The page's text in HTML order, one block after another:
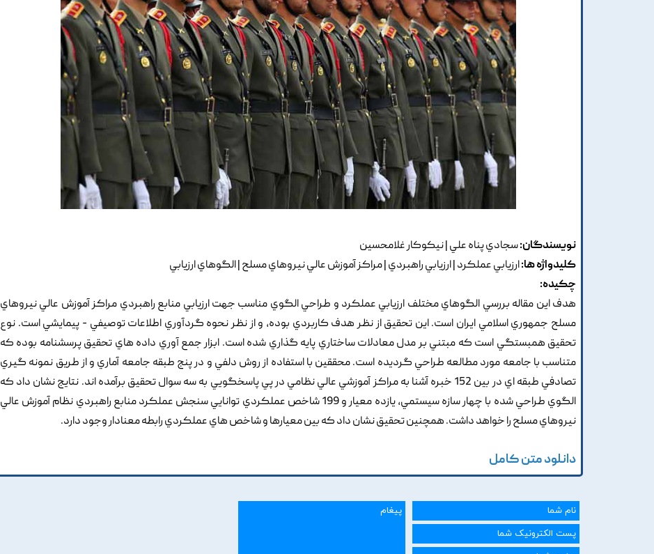
نویسندگان:سجادي پناه علي | نيکوکار غلامحسين
کلیدواژه ها:ارزيابي عملکرد | ارزيابي راهبردي | مراکز آموزش عالي نيروهاي مسلح | الگوهاي ارزيابي
چکیده:
هدف اين مقاله بررسي الگوهاي مختلف ارزيابي عملکرد و طراحي الگوي مناسب جهت ارزيابي منابع راهبردي مراکز آموزش عالي نيروهاي
مسلح جمهوري اسلامي ايران است. اين تحقيق از نظر هدف کاربردي بوده, و از نظر نحوه گردآوري اطلاعات توصيفي - پيمايشي است. نوع
تحقيق همبستگي است که مبتني بر مدل معادلات ساختاري پايه گذاري شده است. ابزار جمع آوري داده هاي تحقيق پرسشنامه بوده که
متناسب با جامعه مورد مطالعه طراحي گرديده است. محققين با استفاده از روش دلفي و در پنج طبقه جامعه آماري و از طريق نمونه گيري
تصادفي طبقه اي در بين 152 خبره آشنا به مراکز آموزشي عالي نظامي در پي پاسخگويي به سه سوال تحقيق برآمده اند. نتايج نشان داد که
الگوي طراحي شده با چهار سازه سيستمي, يازده معيار و 199 شاخص عملکردي توانايي سنجش عملکرد منابع راهبردي نظام آموزش عالي
نيروهاي مسلح را خواهد داشت. همچنين تحقيق نشان داد که بين معيارها و شاخص هاي عملکردي رابطه معنادار وجود دارد.
دانلود متن کامل